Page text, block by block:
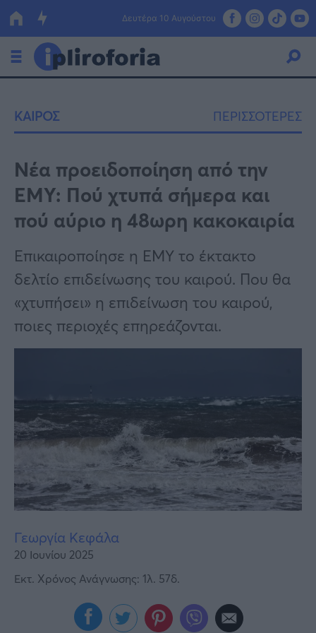
Δευτέρα 10 Αυγούστου
Οικονομία
Πολιτική
Τράπεζες
Επιδοτήσεις
ΕΣΠΑ
Κόσμος
Lifestyle
Αθλητικά
Υγεία
Γυναίκα
ΚΑΙΡΟΣ ΠΕΡΙΣΣΟΤΕΡΕΣ
Νέα προειδοποίηση από την
ΕΜΥ: Πού χτυπά σήμερα και
πού αύριο η 48ωρη κακοκαιρία
Επικαιροποίησε η ΕΜΥ το έκτακτο
δελτίο επιδείνωσης του καιρού. Που θα
«χτυπήσει» η επιδείνωση του καιρού,
ποιες περιοχές επηρεάζονται.
Γεωργία Κεφάλα
20 Ιουνίου 2025
Εκτ. Χρόνος Ανάγνωσης: 1λ. 57δ.